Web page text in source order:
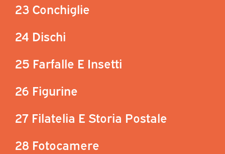
23 Conchiglie
24 Dischi
25 Farfalle E Insetti
26 Figurine
27 Filatelia E Storia Postale
28 Fotocamere